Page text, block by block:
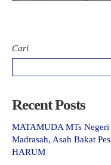
Cari
Recent Posts
MATAMUDA MTs
Madrasah, Asah Bakat
HARUM